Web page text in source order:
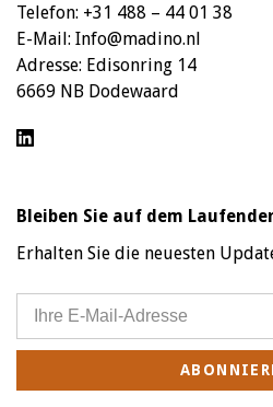
Telefon: +31 488 – 44 01 38
E-Mail: Info@madino.nl
Adresse: Edisonring 14
6669 NB Dodewaard
Bleiben Sie auf dem
Erhalten Sie die neuesten